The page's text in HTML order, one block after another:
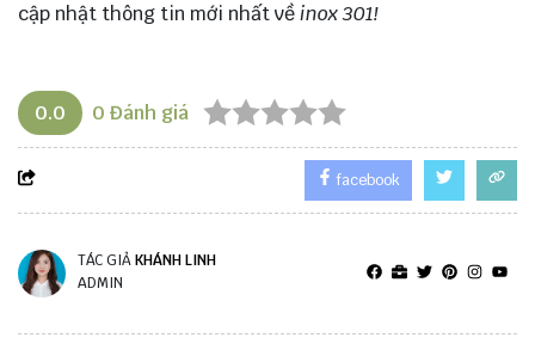
cập nhật thông tin mới nhất vềinox 301!
0.0 0 Đánh giá
facebook
TÁC GIẢKHÁNH LINH
ADMIN